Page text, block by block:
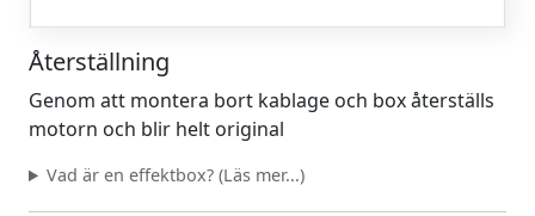
Återställning
Genom att montera bort kablage och box återställs
motorn och blir helt original
Vad är en effektbox? (Läs mer...)